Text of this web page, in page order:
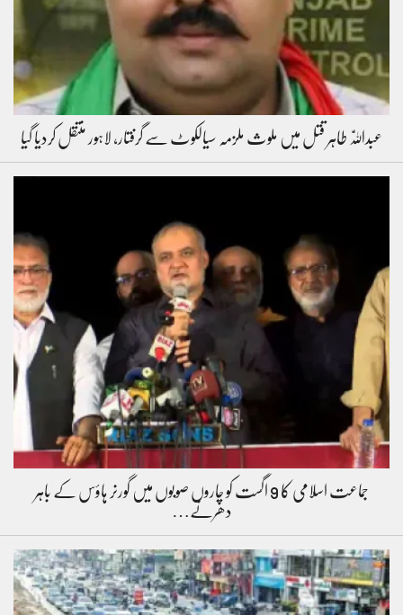
عبداللّٰہ طاہر قتل میں ملوث ملزمہ سیالکوٹ سے گرفتار، لاہور منتقل کردیا گیا
جماعت اسلامی کا 9 اگست کو چاروں صوبوں میں گورنر ہاؤس کے باہر
دھرنے…